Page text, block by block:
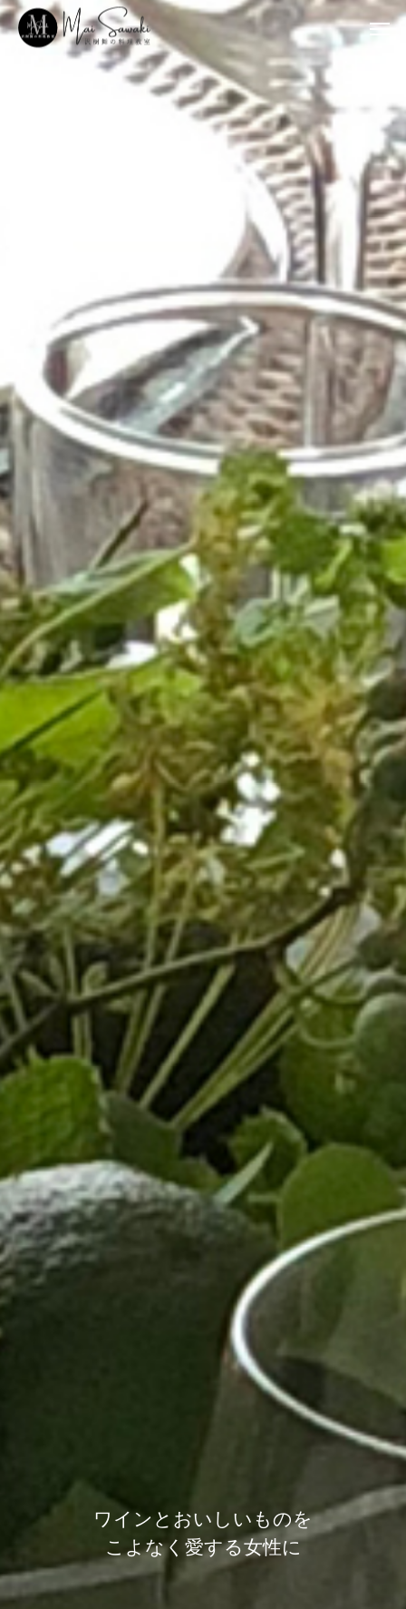
ワインとおいしいものを
こよなく愛する女性に